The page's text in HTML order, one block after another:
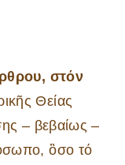
στόν
Θείας
– βεβαίως –
ὃσο τό